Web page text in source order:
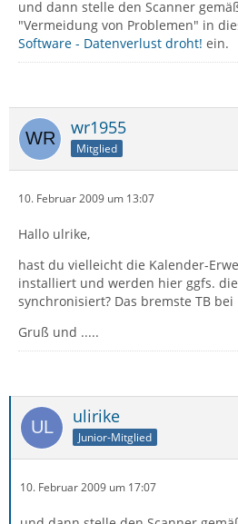
und dann stelle den Scanner
"Vermeidung von Problemen" in
Software - Datenverlust droht! ein.
wr1955
Mitglied
10. Februar 2009 um 13:07
Hallo ulrike,
hast du vielleicht die Kalender-
installiert und werden hier ggfs.
synchronisiert? Das bremste TB
Gruß und .....
ulirike
Junior-Mitglied
10. Februar 2009 um 17:07